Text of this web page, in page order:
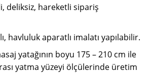
deliksiz, hareketli sipariş
havluluk aparatlı imalatı yapılabilir.
yatağının boyu 175 – 210 cm ile
yatma yüzeyi ölçülerinde üretim